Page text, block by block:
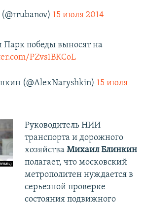
15 июля 2014
Парк победы выносят на
PZvs1BKCoL
(@AlexNaryshkin) 15 июля
Руководитель НИИ
транспорта и дорожного
хозяйства Михаил Блинкин
полагает, что московский
метрополитен нуждается в
серьезной проверке
состояния подвижного